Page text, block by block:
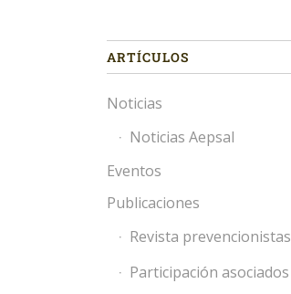
ARTÍCULOS
Noticias
Noticias Aepsal
Eventos
Publicaciones
Revista prevencionistas
Participación asociados